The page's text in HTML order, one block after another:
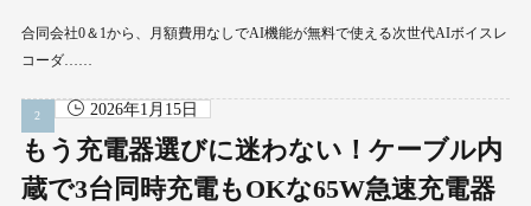
合同会社0＆1から、月額費用なしでAI機能が無料で使える次世代AIボイスレ
コーダ……
2026年1月15日
もう充電器選びに迷わない！ケーブル内
蔵で3台同時充電もOKな65W急速充電器